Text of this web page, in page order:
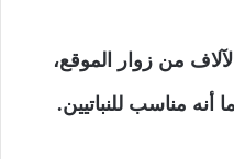
من زوار الموقع،
أنه مناسب للنباتيين.